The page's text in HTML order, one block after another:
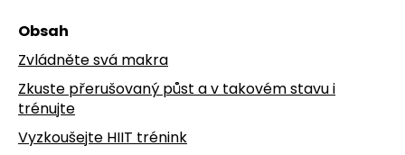
Obsah
Zvládněte svá makra
Zkuste přerušovaný půst a v takovém stavu i
trénujte
Vyzkoušejte HIIT trénink